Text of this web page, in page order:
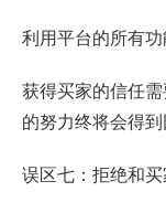
利用平台的所有
获得买家的信任
的努力终将会得到
误区七：拒绝和